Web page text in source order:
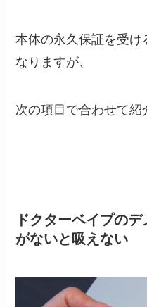
本体の永久保証を受
なりますが、
次の項目で合わせて紹
ドクターベイプの
がないと吸えない